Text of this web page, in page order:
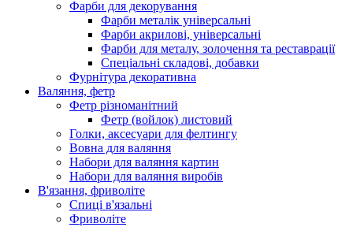
Фарби для декорування
Фарби металік універсальні
Фарби акрилові, універсальні
Фарби для металу, золочення та реставрації
Спеціальні складові, добавки
Фурнітура декоративна
Валяння, фетр
Фетр різноманітний
Фетр (войлок) листовий
Голки, аксесуари для фелтингу
Вовна для валяння
Набори для валяння картин
Набори для валяння виробів
В'язання, фриволіте
Спиці в'язальні
Фриволіте